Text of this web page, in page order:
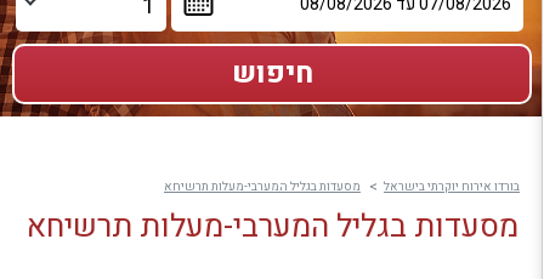
בורדו אירוח יוקרתי בישראל מסעדות בגליל המערבי-מעלות תרשיחא
מסעדות בגליל המערבי-מעלות תרשיחא